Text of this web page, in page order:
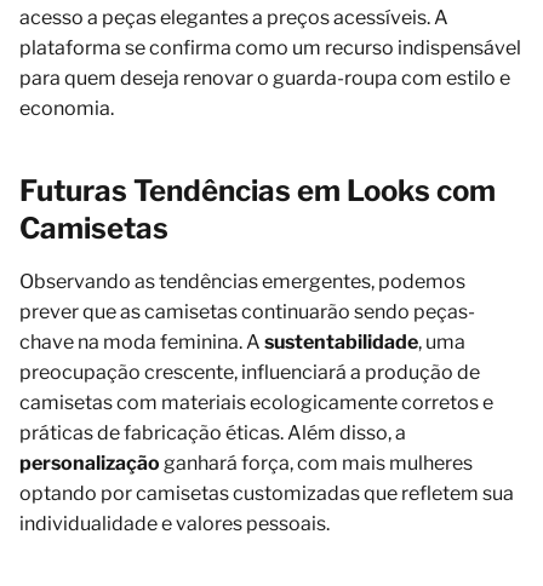
acesso a peças elegantes a preços acessíveis. A
plataforma se confirma como um recurso indispensável
para quem deseja renovar o guarda-roupa com estilo e
economia.
Futuras Tendências em Looks com
Camisetas
Observando as tendências emergentes, podemos
prever que as camisetas continuarão sendo peças-
chave na moda feminina. A sustentabilidade, uma
preocupação crescente, influenciará a produção de
camisetas com materiais ecologicamente corretos e
práticas de fabricação éticas. Além disso, a
personalização ganhará força, com mais mulheres
optando por camisetas customizadas que refletem sua
individualidade e valores pessoais.